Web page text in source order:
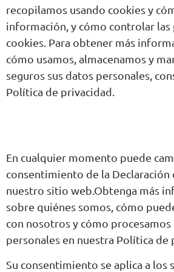
recopilamos usando cookies y
información, y cómo controlar las
cookies. Para obtener más
cómo usamos, almacenamos y
seguros sus datos personales,
Política de privacidad.
En cualquier momento puede
consentimiento de la Declaración
nuestro sitio web.Obtenga más
sobre quiénes somos, cómo
con nosotros y cómo
personales en nuestra Política de
Su consentimiento se aplica a los